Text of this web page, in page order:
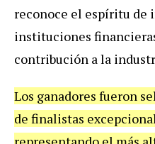
reconoce el espíritu de
instituciones
contribución a la
Los ganadores fueron
de finalistas